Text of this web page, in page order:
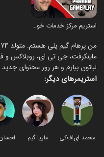
استریم مرکز خدمات خودرو - پرهام گیم پلی
ماینکرفت، جی تی ای، روبلاکس و
لباتون بیارم و هر روز محتوای
استریمرهای دیگر:
محمد ای‌اف‌کی ماریا گیم